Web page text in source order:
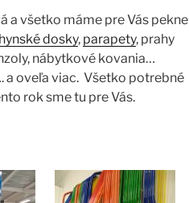
a všetko máme pre Vás pekne
dosky, parapety, prahy
nábytkové kovania…
a oveľa viac. Všetko potrebné
rok sme tu pre Vás.